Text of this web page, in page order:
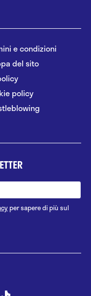
e condizioni
del sito
policy
per sapere di più sul